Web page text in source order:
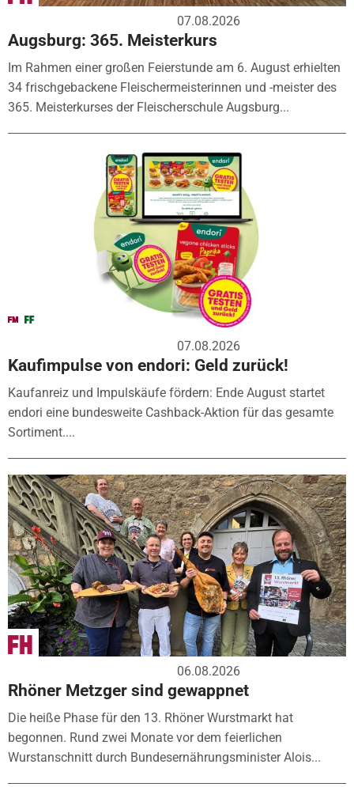
07.08.2026
Augsburg: 365. Meisterkurs
Im Rahmen einer großen Feierstunde am 6. August erhielten
34 frischgebackene Fleischermeisterinnen und -meister des
365. Meisterkurses der Fleischerschule Augsburg...
07.08.2026
Kaufimpulse von endori: Geld zurück!
Kaufanreiz und Impulskäufe fördern: Ende August startet
endori eine bundesweite Cashback-Aktion für das gesamte
Sortiment....
06.08.2026
Rhöner Metzger sind gewappnet
Die heiße Phase für den 13. Rhöner Wurstmarkt hat
begonnen. Rund zwei Monate vor dem feierlichen
Wurstanschnitt durch Bundesernährungsminister Alois...